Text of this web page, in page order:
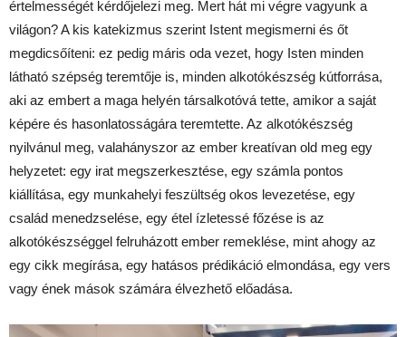
értelmességét kérdőjelezi meg. Mert hát mi végre vagyunk a
világon? A kis katekizmus szerint Istent megismerni és őt
megdicsőíteni: ez pedig máris oda vezet, hogy Isten minden
látható szépség teremtője is, minden alkotókészség kútforrása,
aki az embert a maga helyén társalkotóvá tette, amikor a saját
képére és hasonlatosságára teremtette. Az alkotókészség
nyilvánul meg, valahányszor az ember kreatívan old meg egy
helyzetet: egy irat megszerkesztése, egy számla pontos
kiállítása, egy munkahelyi feszültség okos levezetése, egy
család menedzselése, egy étel ízletessé főzése is az
alkotókészséggel felruházott ember remeklése, mint ahogy az
egy cikk megírása, egy hatásos prédikáció elmondása, egy vers
vagy ének mások számára élvezhető előadása.